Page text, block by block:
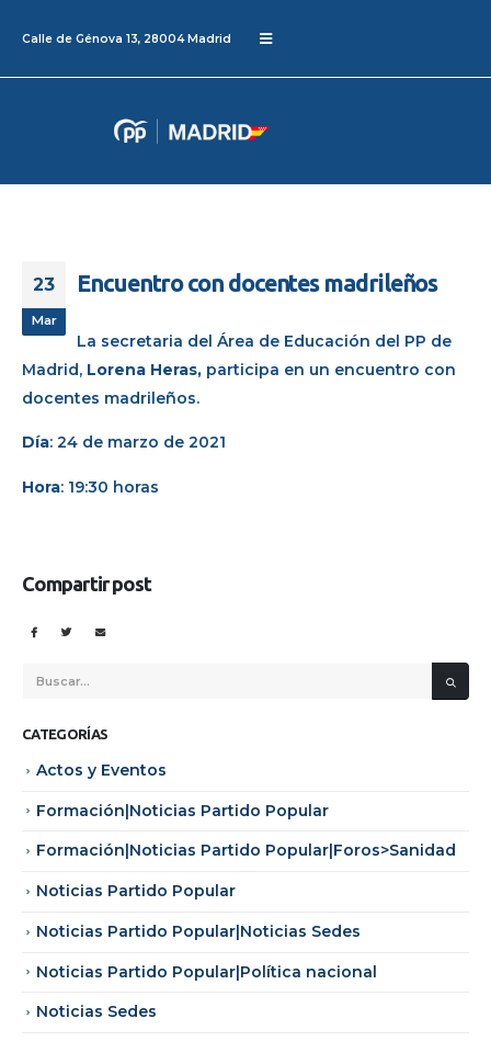
Calle de Génova 13, 28004 Madrid
23
Mar
Encuentro con docentes madrileños
La secretaria del Área de Educación del PP de
Madrid, Lorena Heras, participa en un encuentro con
docentes madrileños.
Día: 24 de marzo de 2021
Hora: 19:30 horas
Compartir post
CATEGORÍAS
Actos y Eventos
Formación|Noticias Partido Popular
Formación|Noticias Partido Popular|Foros>Sanidad
Noticias Partido Popular
Noticias Partido Popular|Noticias Sedes
Noticias Partido Popular|Política nacional
Noticias Sedes